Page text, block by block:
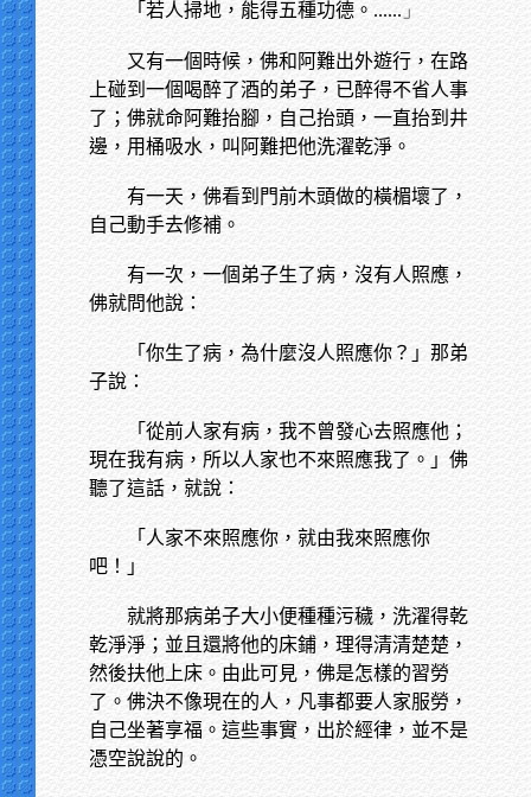
「若人掃地，能得五種功德。 ......」
又有一個時候，佛和阿難出外遊行，在路
上碰到一個喝醉了酒的弟子，已醉得不省人事
了；佛就命阿難抬腳，自己抬頭，一直抬到井
邊，用桶吸水，叫阿難把他洗濯乾淨。
有一天，佛看到門前木頭做的橫楣壞了，
自己動手去修補。
有一次，一個弟子生了病，沒有人照應，
佛就問他說：
「你生了病，為什麼沒人照應你？」那弟
子說：
「從前人家有病，我不曾發心去照應他；
現在我有病，所以人家也不來照應我了。」佛
聽了這話，就說：
「人家不來照應你，就由我來照應你
吧！」
就將那病弟子大小便種種污穢，洗濯得乾
乾淨淨；並且還將他的床鋪，理得清清楚楚，
然後扶他上床。由此可見，佛是怎樣的習勞
了。佛決不像現在的人，凡事都要人家服勞，
自己坐著享福。這些事實，出於經律，並不是
憑空說說的。